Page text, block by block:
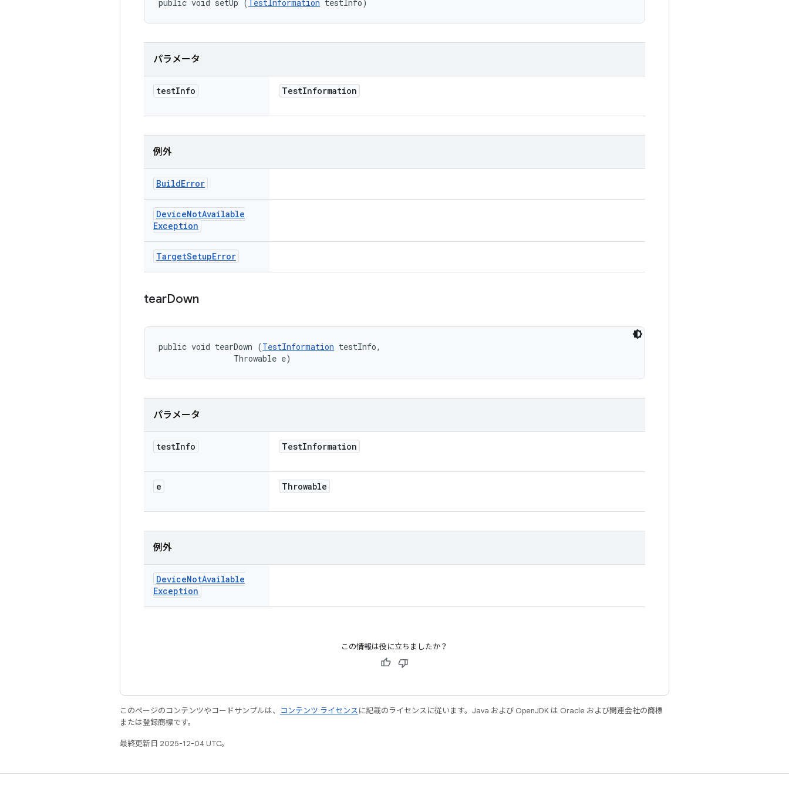
public void setUp (TestInformation testInfo)
パラメータ
testInfo TestInformation
例外
BuildError
DeviceNotAvailable
Exception
TargetSetupError
tearDown
public void tearDown (TestInformation testInfo,
                Throwable e)
パラメータ
testInfo TestInformation
e Throwable
例外
DeviceNotAvailable
Exception
この情報は役に立ちましたか？
このページのコンテンツやコードサンプルは、 コンテンツ ライセンスに記載のライセンスに従います。Java および OpenJDK は Oracle および関連会社の商標
または登録商標です。
最終更新日 2025-12-04 UTC。